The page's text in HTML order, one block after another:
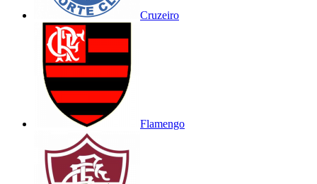
Cruzeiro
Flamengo